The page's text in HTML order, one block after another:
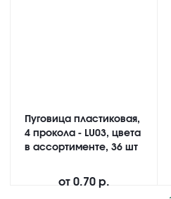
Пуговица пластиковая,
4 прокола - LU03, цвета
в ассортименте, 36 шт
от 0.70 р.